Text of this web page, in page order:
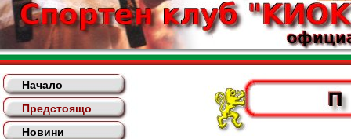
Начало
Предстоящо
Новини